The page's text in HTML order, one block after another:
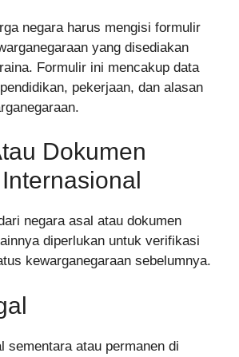
negara harus mengisi formulir
yang disediakan
Formulir ini mencakup data
pekerjaan, dan alasan
Dokumen
negara asal atau dokumen
diperlukan untuk verifikasi
kewarganegaraan sebelumnya.
sementara atau permanen di